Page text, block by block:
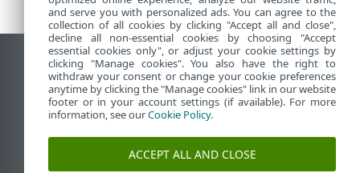
Использовать сайт для ПК
End of Life
База знаний ESET
ESET Status Portal
Региональная поддержка
and serve you with personalized ads. You can agree to the
collection of all cookies by clicking "Accept all and close",
decline all non-essential cookies by choosing "Accept
essential cookies only", or adjust your cookie settings by
clicking "Manage cookies". You also have the right to
withdraw your consent or change your cookie preferences
anytime by clicking the "Manage cookies" link in our website
footer or in your account settings (if available). For more
information, see ourCookie Policy.
ACCEPT ALL AND CLOSE